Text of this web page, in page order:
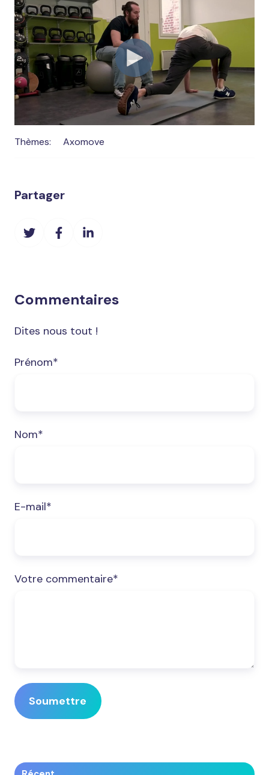
Thèmes: Axomove
Partager
PartagerPartager
sur
Partager
Commentaires
Dites nous tout !
Prénom*
Nom*
E-mail*
Votre commentaire*